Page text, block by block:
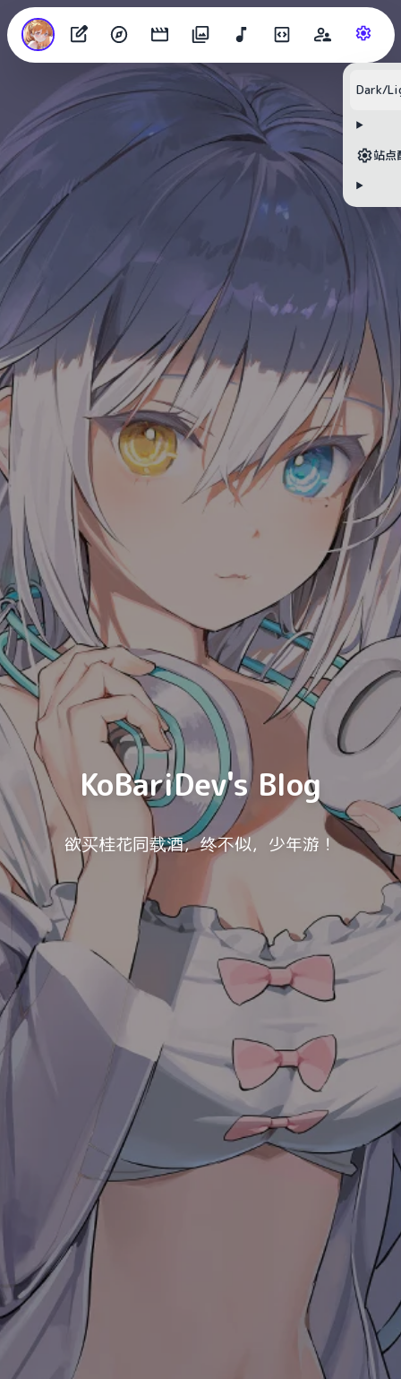
KoBariDev's Blog
欲买桂花同载酒，终不似，少年游！
Dark/
站点
1. 给仓库加上“上游”
2. 拉取远程仓库代码，确保本地与远程仓库一致，防止冲突
3. 抓取上游最新代码到本地
4. 打开Git Graph插件
5. 解决冲突（仅限冲突时）
6. 推送代码到 GitHub